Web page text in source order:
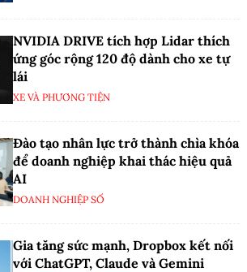
NVIDIA DRIVE tích hợp Lidar thích
ứng góc rộng 120 độ dành cho xe tự
lái
XE VÀ PHƯƠNG TIỆN
Đào tạo nhân lực trở thành chìa khóa
để doanh nghiệp khai thác hiệu quả
AI
DOANH NGHIỆP SỐ
Gia tăng sức mạnh, Dropbox kết nối
với ChatGPT, Claude và Gemini